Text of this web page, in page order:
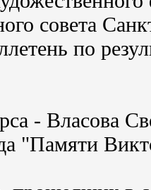
совета
по
- Власова
"Памяти